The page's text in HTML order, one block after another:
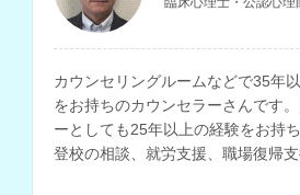
カウンセリングルームなどで35年
をお持ちのカウンセラーさんです
ーとしても25年以上の経験をお持
登校の相談、就労支援、職場復帰支